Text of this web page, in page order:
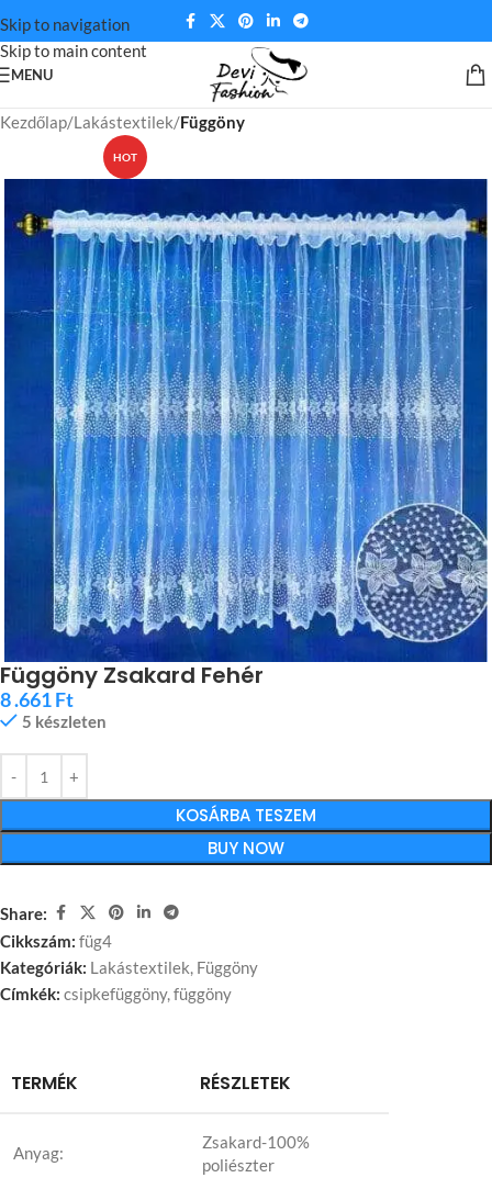
Skip to navigation
Skip to main content
MENU
Kezdőlap Lakástextilek Függöny
HOT
Függöny Zsakard Fehér
8 .661Ft
5 készleten
KOSÁRBA TESZEM
BUY NOW
Share:
Cikkszám: füg4
Kategóriák: Lakástextilek, Függöny
Címkék: csipkefüggöny,függöny
TERMÉK RÉSZLETEK
Anyag:
Zsakard-100%
poliészter